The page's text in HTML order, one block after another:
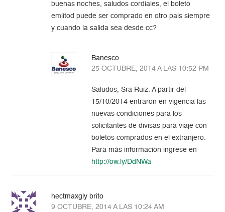
buenas noches, saludos cordiales, el boleto
emiitod puede ser comprado en otro pais siempre
y cuando la salida sea desde cc?
Banesco
25 OCTUBRE, 2014 A LAS 10:52 PM
Saludos, Sra Ruiz. A partir del
15/10/2014 entraron en vigencia las
nuevas condiciones para los
solicitantes de divisas para viaje con
boletos comprados en el extranjero.
Para más información ingrese en
http://ow.ly/DdNWa
hectmaxgly brito
9 OCTUBRE, 2014 A LAS 10:24 AM